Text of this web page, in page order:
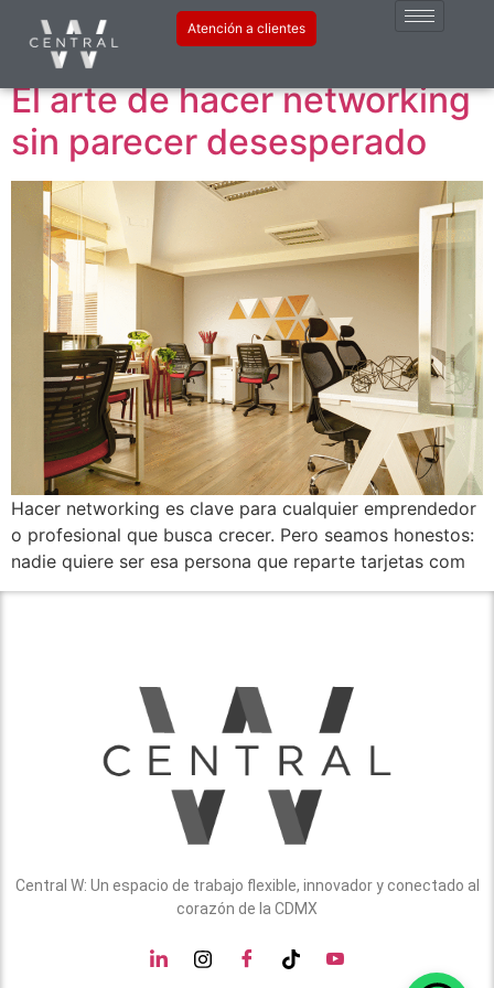
Atención a clientes
Etiqueta:oficinas
El arte de hacer networking
sin parecer desesperado​
Hacer networking es clave para cualquier emprendedor
o profesional que busca crecer. Pero seamos honestos:
nadie quiere ser esa persona que reparte tarjetas com
Central W: Un espacio de trabajo flexible, innovador y conectado al
corazón de la CDMX